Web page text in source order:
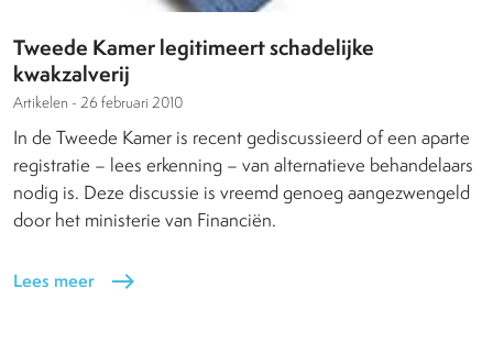
Tweede Kamer legitimeert schadelijke
kwakzalverij
Artikelen - 26 februari 2010
In de Tweede Kamer is recent gediscussieerd of een aparte
registratie – lees erkenning – van alternatieve behandelaars
nodig is. Deze discussie is vreemd genoeg aangezwengeld
door het ministerie van Financiën.
Lees meer east